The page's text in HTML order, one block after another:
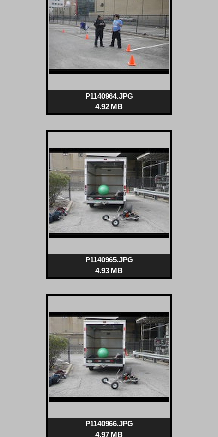
P1140964.JPG
4.92 MB
P1140965.JPG
4.93 MB
P1140966.JPG
4.97 MB